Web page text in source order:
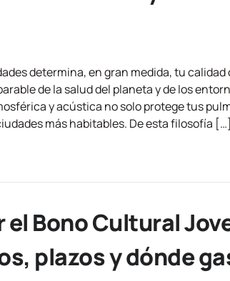
determina, en gran medida, tu calidad
de la salud del planeta y de los
y acústica no solo protege tus
más habitables. De esta filosofía […]
Bono Cultural
plazos y dónde